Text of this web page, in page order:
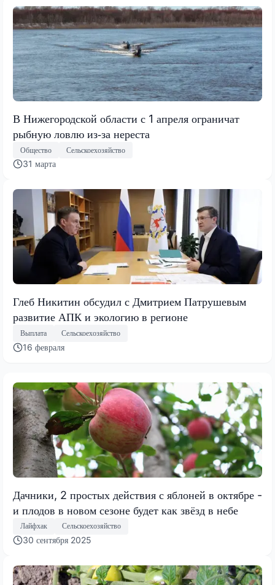
В Нижегородской области с 1 апреля ограничат
рыбную ловлю из‑за нереста
Общество Сельскоехозяйство
31 марта
Глеб Никитин обсудил с Дмитрием Патрушевым
развитие АПК и экологию в регионе
Выплата Сельскоехозяйство
16 февраля
Дачники, 2 простых действия с яблоней в октябре -
и плодов в новом сезоне будет как звёзд в небе
Лайфхак Сельскоехозяйство
30 сентября 2025